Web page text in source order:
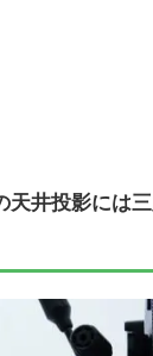
天井投影には